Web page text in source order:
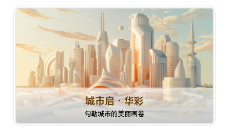
城市启 · 华彩
勾勒城市的美丽画卷